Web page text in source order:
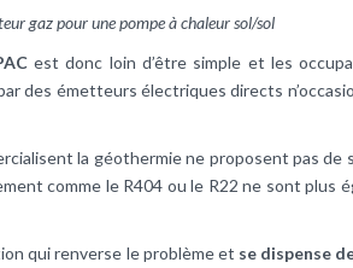
gaz pour une pompe à chaleur sol/sol
est donc loin d’être simple et les
des émetteurs électriques directs
la géothermie ne proposent pas de
comme le R404 ou le R22 ne sont plus
qui renverse le problème et se dispense